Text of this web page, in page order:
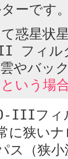
ーです
惑星状
フィル
やバッ
いう場
IIIフィ
に狭いナ
ス（狭小